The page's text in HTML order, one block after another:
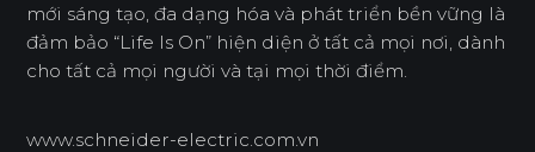
mới sáng tạo, đa dạng hóa và phát triển bền vững là
đảm bảo “Life Is On” hiện diện ở tất cả mọi nơi, dành
cho tất cả mọi người và tại mọi thời điểm.
www.schneider-electric.com.vn